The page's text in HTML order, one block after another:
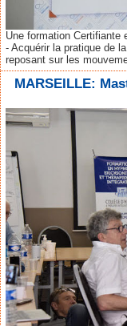
Une formation Certifiante
- Acquérir la pratique de
reposant sur les
MARSEILLE: